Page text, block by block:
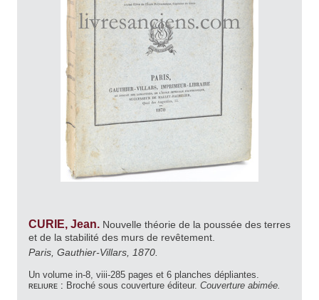
CURIE, Jean. Nouvelle théorie de la poussée des terres
et de la stabilité des murs de revêtement.
Paris, Gauthier-Villars, 1870.
Un volume in-8, viii-285 pages et 6 planches dépliantes.
reliure : Broché sous couverture éditeur. Couverture abimée.